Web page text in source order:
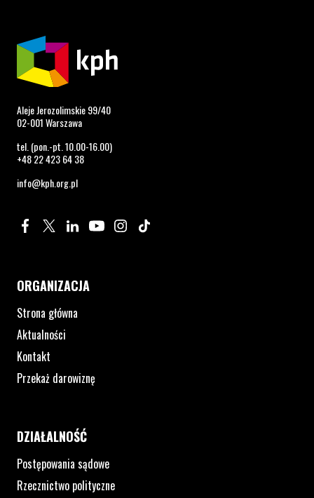
Aleje Jerozolimskie 99/40
02-001 Warszawa
tel. (pon.-pt. 10.00-16.00)
+48 22 423 64 38
info@kph.org.pl
Profil na Facebook. Strona otwiera się w nowym oknie.
Profil na Twitter. Strona otwiera się w nowym oknie.
Profil na LinkedIn. Strona otwiera się w nowym oknie.
Profil na YouTube. Strona otwiera się w nowym
Profil na Instagram. Strona otwiera się
ORGANIZACJA
Strona główna
Aktualności
Kontakt
Przekaż darowiznę
DZIAŁALNOŚĆ
Postępowania sądowe
Rzecznictwo polityczne